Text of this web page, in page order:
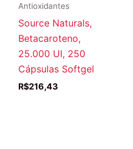
Antioxidantes
Source Naturals,
Betacaroteno,
25.000 UI, 250
Cápsulas Softgel
R$216,43